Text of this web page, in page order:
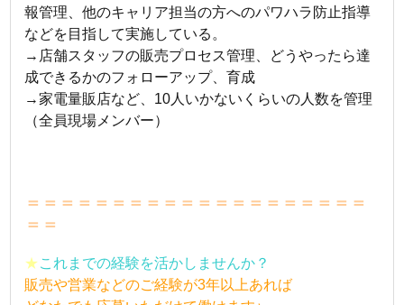
報管理、他のキャリア担当の方へのパワハラ防止指導
などを目指して実施している。
→店舗スタッフの販売プロセス管理、どうやったら達
成できるかのフォローアップ、育成
→家電量販店など、10人いかないくらいの人数を管理
（全員現場メンバー）
＝＝＝＝＝＝＝＝＝＝＝＝＝＝＝＝＝＝＝＝
＝＝
★これまでの経験を活かしませんか？
販売や営業などのご経験が3年以上あれば